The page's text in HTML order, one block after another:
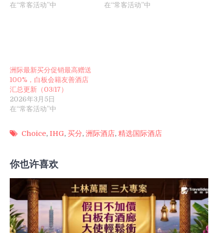
在“常客活动”中
在“常客活动”中
洲际最新买分促销最高赠送
100%，白板会籍友善酒店
汇总更新（03/17）
2026年3月5日
在“常客活动”中
Choice, IHG, 买分, 洲际酒店, 精选国际酒店
你也许喜欢